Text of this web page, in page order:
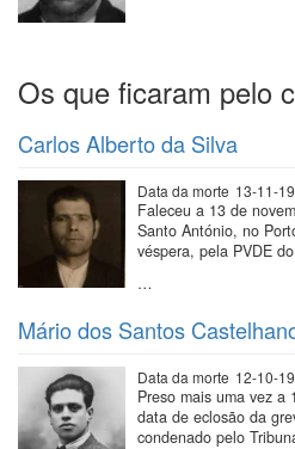
Os que ficaram pelo
Carlos Alberto da Silva
Data da morte 13-11-
Faleceu a 13 de
Santo António, no
véspera, pela PVDE
…
Mário dos Santos
Data da morte 12-10-
Preso mais uma vez
data de eclosão da
condenado pelo